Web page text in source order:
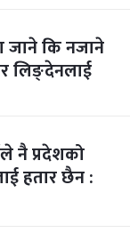
जाने कि नजाने
लिङ्देनलाई
नै प्रदेशको
हतार छैन :